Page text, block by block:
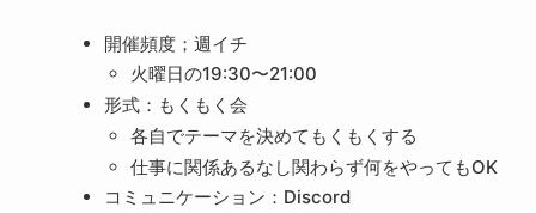
開催頻度；週イチ
火曜日の19:30〜21:00
形式：もくもく会
各自でテーマを決めてもくもくする
仕事に関係あるなし関わらず何をやってもOK
コミュニケーション：Discord